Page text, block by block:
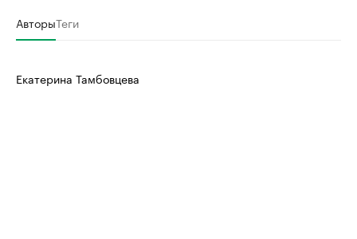
АвторыТеги
Екатерина Тамбовцева